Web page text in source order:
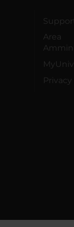
Area